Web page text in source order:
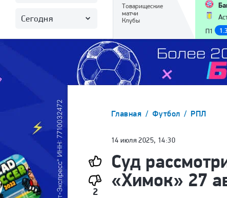
Сегодня
Товарищеские
матчи
Клубы
П1
Главная Футбол РПЛ
2
14 июля 2025, 14:30
Суд
«Химок» 27